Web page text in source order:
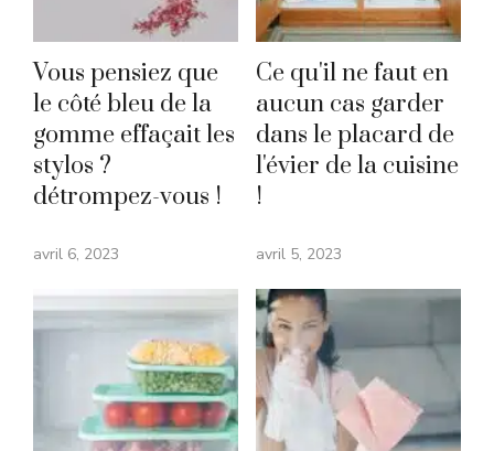
Vous pensiez que
le côté bleu de la
gomme effaçait les
stylos ?
détrompez-vous !
avril 6, 2023
Ce qu'il ne faut en
aucun cas garder
dans le placard de
l'évier de la cuisine
!
avril 5, 2023